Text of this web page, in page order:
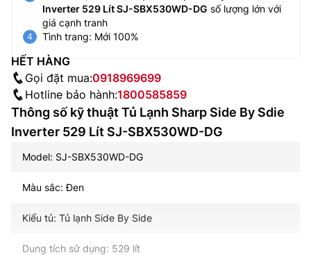
Inverter 529 Lít SJ-SBX530WD-DG số lượng lớn với
giá cạnh tranh
Tình trang: Mới 100%
HẾT HÀNG
Gọi đặt mua:0918969699
Hotline bảo hành:1800585859
Thông số kỹ thuật Tủ Lạnh Sharp Side By Sdie
Inverter 529 Lít SJ-SBX530WD-DG
Model: SJ-SBX530WD-DG
Màu sắc: Đen
Kiểu tủ: Tủ lạnh Side By Side
Dung tích sử dụng: 529 lít